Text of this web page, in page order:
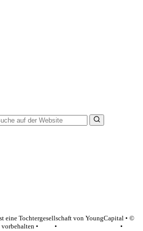
eine Tochtergesellschaft von YoungCapital • ©
•
•
•